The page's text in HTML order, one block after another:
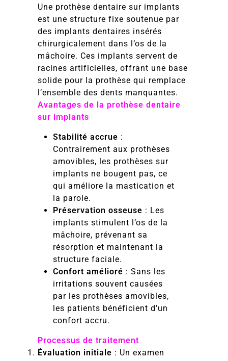
Une prothèse dentaire sur implants
est une structure fixe soutenue par
des implants dentaires insérés
chirurgicalement dans l’os de la
mâchoire. Ces implants servent de
racines artificielles, offrant une base
solide pour la prothèse qui remplace
l’ensemble des dents manquantes.
Avantages de la prothèse dentaire
sur implants
Stabilité accrue :
Contrairement aux prothèses
amovibles, les prothèses sur
implants ne bougent pas, ce
qui améliore la mastication et
la parole.
Préservation osseuse : Les
implants stimulent l’os de la
mâchoire, prévenant sa
résorption et maintenant la
structure faciale.
Confort amélioré : Sans les
irritations souvent causées
par les prothèses amovibles,
les patients bénéficient d’un
confort accru.
Processus de traitement
Évaluation initiale : Un examen